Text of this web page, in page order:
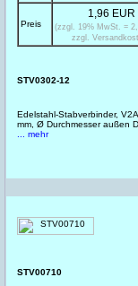
STV0302-12
Edelstahl-Stabverbinder,
mm, Ø Durchmesser außen
... mehr
Preis
1,96 EUR
(zzgl. 19% MwSt. =
zzgl.
STV00710